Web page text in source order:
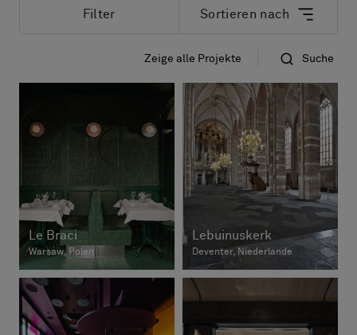
Pattern Tile Tool
Filter Sortieren nach
Das neuste zuerst
Zeige alle Projekte Suche
Le Braci
Warsaw, Polen
Lebuinuskerk
Deventer, Niederlande